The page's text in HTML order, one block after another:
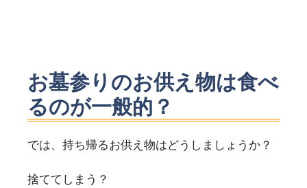
お墓参りのお供え物は食べ
るのが一般的？
では、持ち帰るお供え物はどうしましょうか？
捨ててしまう？